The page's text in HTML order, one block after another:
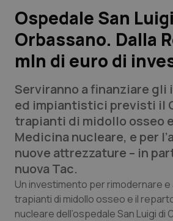
Lavoro e Professioni
Scienza e Farmaci
Studi e Analisi
Lettere al direttore
Edizioni Regionali
QS Pro
Professionisti Sanitari.AI
Ospedale San
Orbassano. Dalla
mln di euro di
Serviranno a finanziare
ed impiantistici previsti il
trapianti di midollo osseo
Medicina nucleare, e per
nuove attrezzature – in
nuova Tac.
Un investimento per rimodernare
trapianti di midollo osseo e il
nucleare dell’ospedale San Luigi